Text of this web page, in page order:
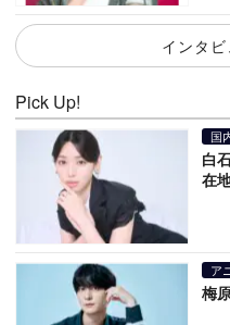
インタ
Pick Up!
国
白
在
ア
梅